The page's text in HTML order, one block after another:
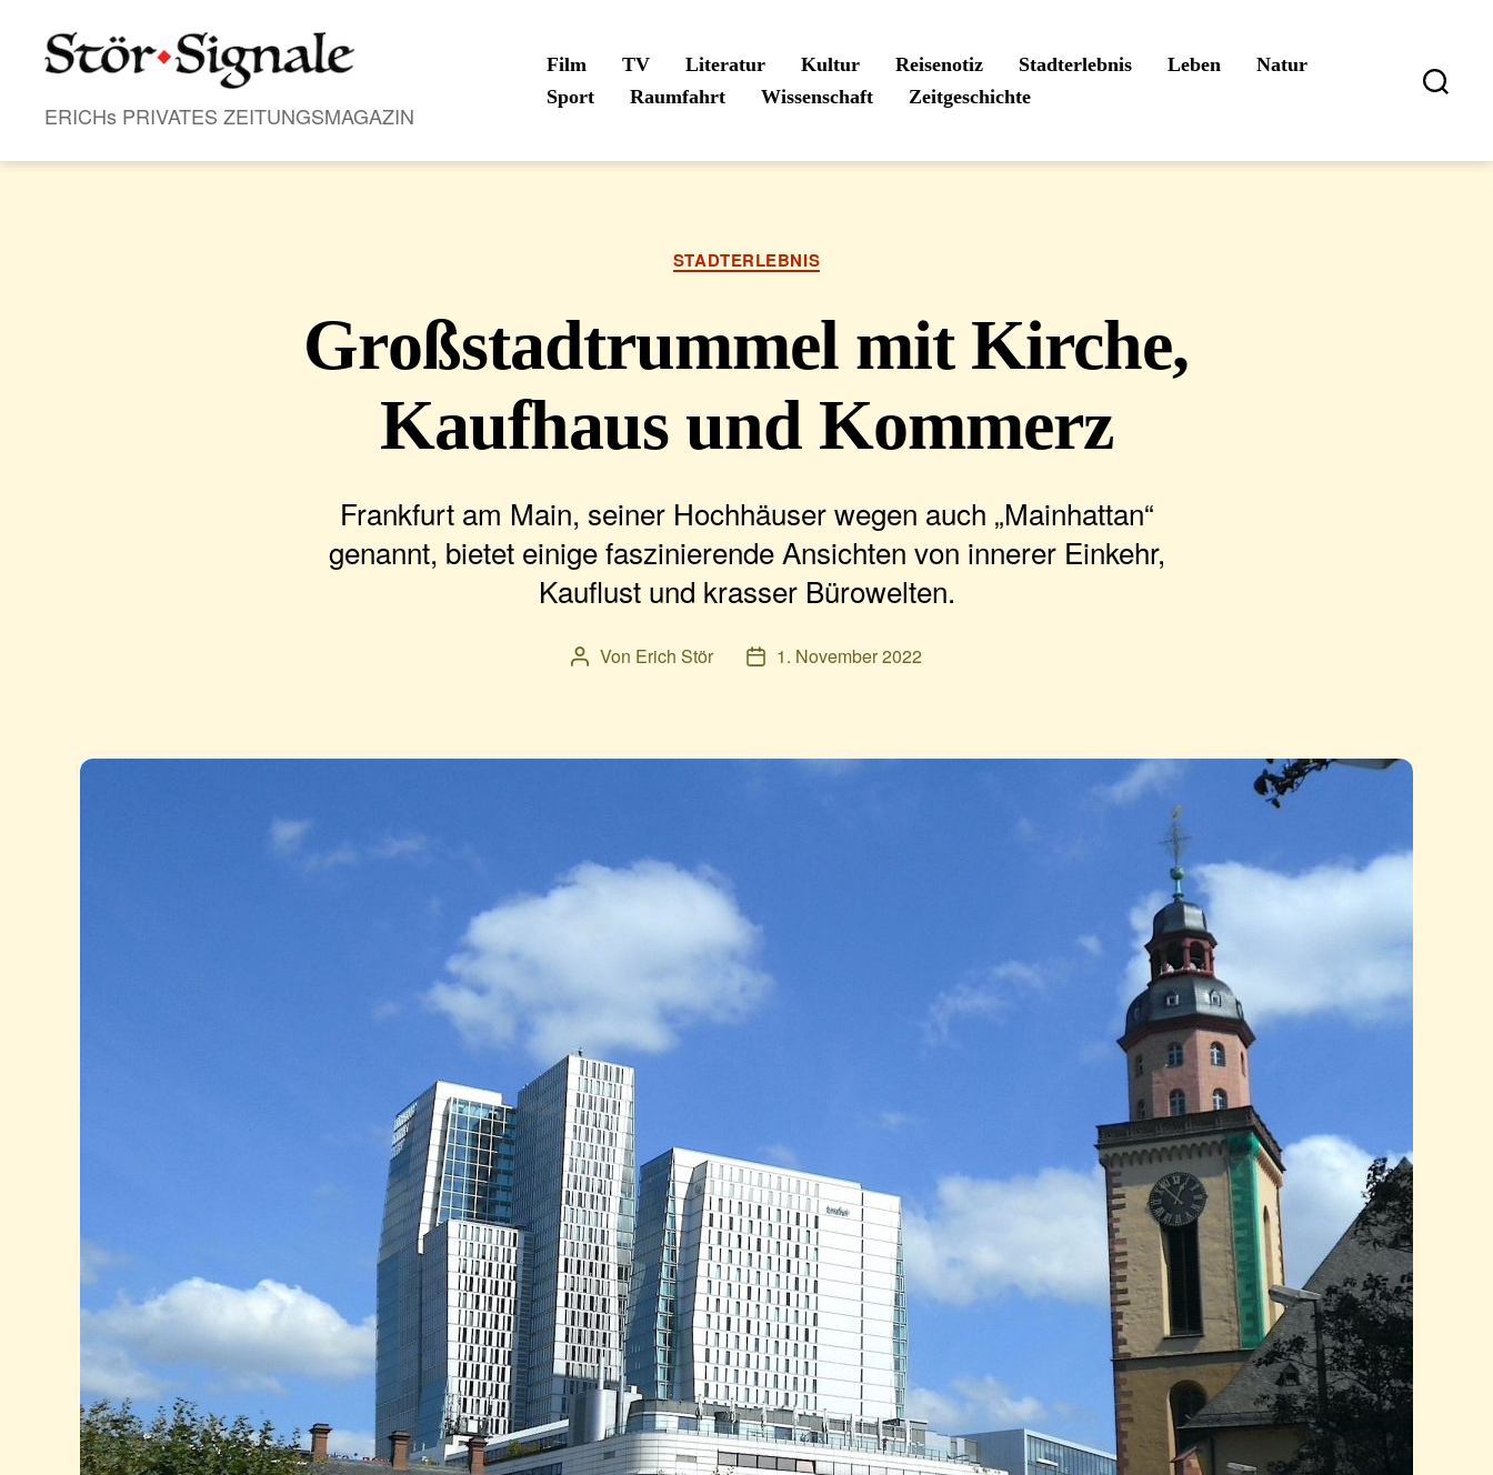
ERICHs PRIVATES ZEITUNGSMAGAZIN
Film TV Literatur Kultur Reisenotiz Stadterlebnis Leben
Natur
Sport
Raumfahrt Wissenschaft Zeitgeschichte
Kategorien
STADTERLEBNIS
Großstadtrummel mit Kirche,
Kaufhaus und Kommerz
Frankfurt am Main, seiner Hochhäuser wegen auch „Mainhattan“
genannt, bietet einige faszinierende Ansichten von innerer Einkehr,
Kauflust und krasser Bürowelten.
Beitragsautor
Von Erich Stör Veröffentlichungsdatum
1. November 2022